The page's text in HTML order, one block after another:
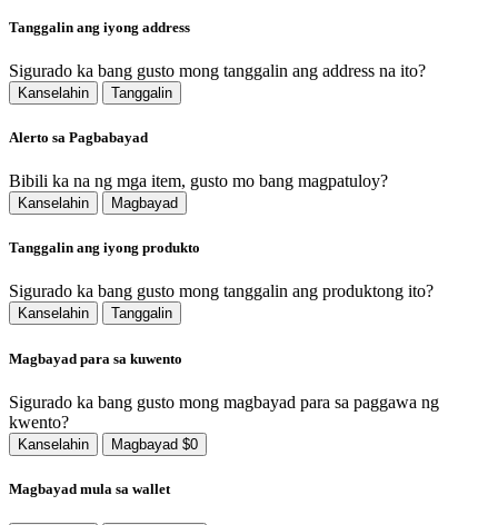
Tanggalin ang iyong address
Sigurado ka bang gusto mong tanggalin ang address na ito?
Kanselahin Tanggalin
Alerto sa Pagbabayad
Bibili ka na ng mga item, gusto mo bang magpatuloy?
Kanselahin Magbayad
Tanggalin ang iyong produkto
Sigurado ka bang gusto mong tanggalin ang produktong ito?
Kanselahin Tanggalin
Magbayad para sa kuwento
Sigurado ka bang gusto mong magbayad para sa paggawa ng
kwento?
Kanselahin Magbayad $0
Magbayad mula sa wallet